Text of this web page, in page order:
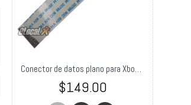
Conector de datos plano para Xbox 360 Samsung/Hitachi
$149.00